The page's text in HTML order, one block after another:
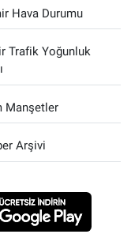
Hava Durumu
Trafik Yoğunluk
Manşetler
Arşivi